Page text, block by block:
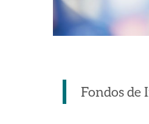
Fondos de